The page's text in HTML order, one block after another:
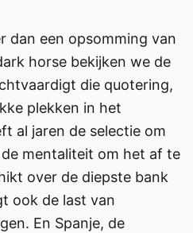
dan een opsomming van
horse bekijken we de
die quotering,
plekken in het
al jaren de selectie om
mentaliteit om het af te
over de diepste bank
ook de last van
En Spanje, de